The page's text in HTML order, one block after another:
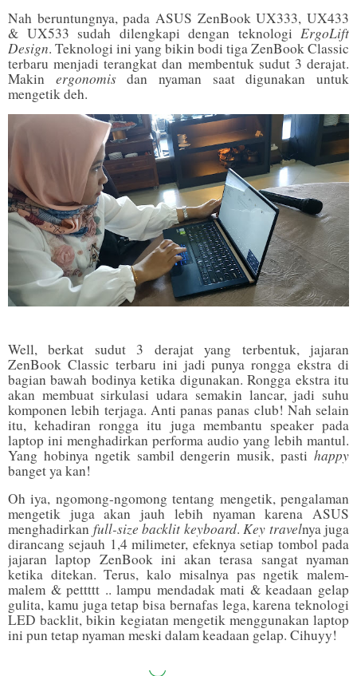
Nah beruntungnya, pada ASUS ZenBook UX333, UX433
& UX533 sudah dilengkapi dengan teknologi ErgoLift
Design. Teknologi ini yang bikin bodi tiga ZenBook Classic
terbaru menjadi terangkat dan membentuk sudut 3 derajat.
Makin ergonomisdan nyaman saat digunakan untuk
mengetik deh.
Well, berkat sudut 3 derajat yang terbentuk, jajaran
ZenBook Classic terbaru ini jadi punya rongga ekstra di
bagian bawah bodinya ketika digunakan. Rongga ekstra itu
akan membuat sirkulasi udara semakin lancar, jadi suhu
komponen lebih terjaga. Anti panas panas club! Nah selain
itu, kehadiran rongga itu juga membantu speaker pada
laptop ini menghadirkan performa audio yang lebih mantul.
Yang hobinya ngetik sambil dengerin musik, pasti happy
banget ya kan!
Oh iya, ngomong-ngomong tentang mengetik, pengalaman
mengetik juga akan jauh lebih nyaman karena ASUS
menghadirkan full-size backlit keyboard. Key travelnya juga
dirancang sejauh 1,4 milimeter, efeknya setiap tombol pada
jajaran laptop ZenBook ini akan terasa sangat nyaman
ketika ditekan. Terus, kalo misalnya pas ngetik malem-
malem & pettttt .. lampu mendadak mati & keadaan gelap
gulita, kamu juga tetap bisa bernafas lega, karena teknologi
LED backlit, bikin kegiatan mengetik menggunakan laptop
ini pun tetap nyaman meski dalam keadaan gelap. Cihuyy!